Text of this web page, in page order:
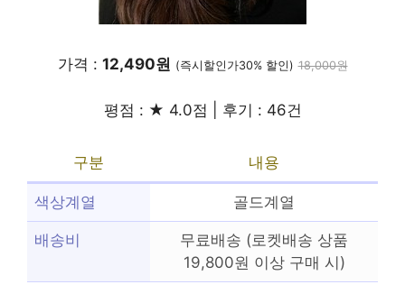
가격 : 12,490원 (즉시할인가30% 할인) 18,000원
평점 : ★ 4.0점 | 후기 : 46건
구분 내용
색상계열 골드계열
배송비
무료배송 (로켓배송 상품
19,800원 이상 구매 시)